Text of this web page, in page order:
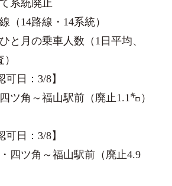
系統廃止
（14路線・14系統）
と月の乗車人数（1日平均、
日：3/8】
ツ角～福山駅前（廃止1.1㌔）
日：3/8】
四ツ角～福山駅前（廃止4.9